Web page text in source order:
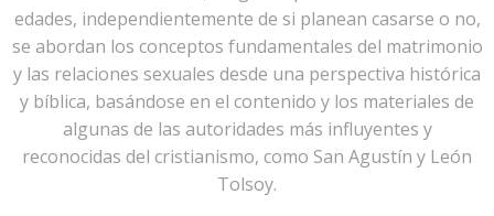
edades, independientemente de si planean casarse o no,
se abordan los conceptos fundamentales del matrimonio
y las relaciones sexuales desde una perspectiva histórica
y bíblica, basándose en el contenido y los materiales de
algunas de las autoridades más influyentes y
reconocidas del cristianismo, como San Agustín y León
Tolsoy.